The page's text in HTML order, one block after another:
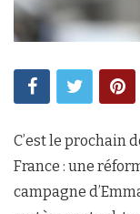
C’est le prochain
France : une
campagne